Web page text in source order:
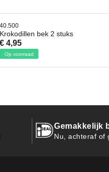
Gevlochtenkous ø
Gemakkelijk
Nu, achteraf of